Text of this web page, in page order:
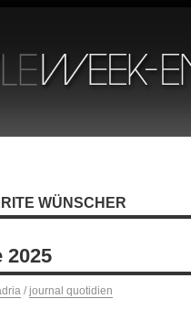
WÜNSCHER
2025
/ journal quotidien